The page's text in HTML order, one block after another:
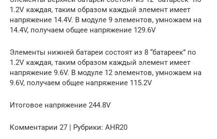
1.2V каждая, таким образом каждый элемент имеет
напряжение 14.4V. В модуле 9 элементов, умножаем на
14.4V, получаем общее напряжение 129.6V
Элементы нижней батареи состоят из 8 “батареек” по
1.2V каждая, таким образом каждый элемент имеет
напряжение 9.6V. В модуле 12 элементов, умножаем на
9.6V, получаем общее напряжение 115.2V
Итоговое напряжение 244.8V
Комментарии 27 | Рубрики: AHR20